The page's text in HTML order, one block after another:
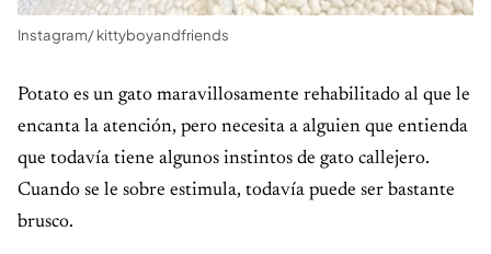
Instagram/ kittyboyandfriends
Potato es un gato maravillosamente rehabilitado al que le
encanta la atención, pero necesita a alguien que entienda
que todavía tiene algunos instintos de gato callejero.
Cuando se le sobre estimula, todavía puede ser bastante
brusco.